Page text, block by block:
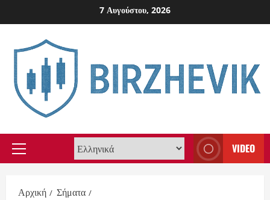
to
7 Αυγούστου, 2026
Primary
VIDEO
Αρχική
Σήματα